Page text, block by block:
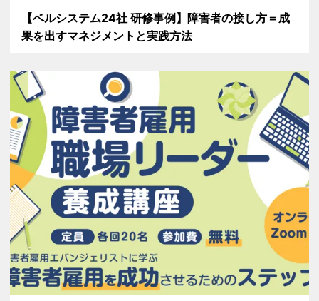
【ベルシステム24社 研修事例】障害者の接し方＝成
果を出すマネジメントと実践方法